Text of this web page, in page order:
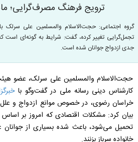
ترویج فرهنگ مصرف‌گرایی؛
گروه اجتماعی: حجت‌الاسلام والمسلمین علی سرلک
تجمل‌گرایی تغییر کرده، گفت: شرایط به گونه‌ای است
جدی ازدواج جوانان شده است.
حجت‌الاسلام والمسلمین علی سرلک، عضو
کارشناس دینی رسانه ملی در گفت‌وگو با
خراسان رضوی، در خصوص موانع ازدواج و علل
بیان کرد: مشکلات اقتصادی که امروز بر
تحمیل می‌شود، باعث شده بسیاری از جوانان
خانواده سرباز بزنند.